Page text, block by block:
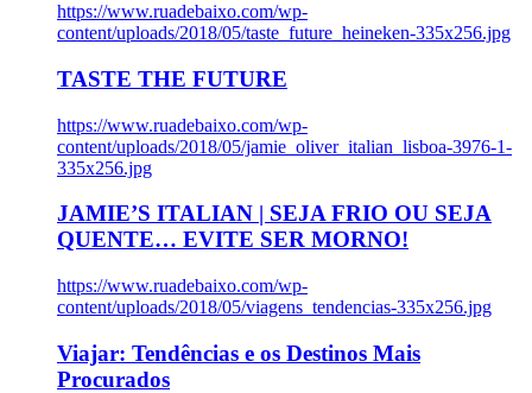
https://www.ruadebaixo.com/wp-
content/uploads/2018/05/taste_future_heineken-335x256.jpg
TASTE THE FUTURE
https://www.ruadebaixo.com/wp-
content/uploads/2018/05/jamie_oliver_italian_lisboa-3976-1-
335x256.jpg
JAMIE’S ITALIAN | SEJA FRIO OU SEJA
QUENTE… EVITE SER MORNO!
https://www.ruadebaixo.com/wp-
content/uploads/2018/05/viagens_tendencias-335x256.jpg
Viajar: Tendências e os Destinos Mais
Procurados